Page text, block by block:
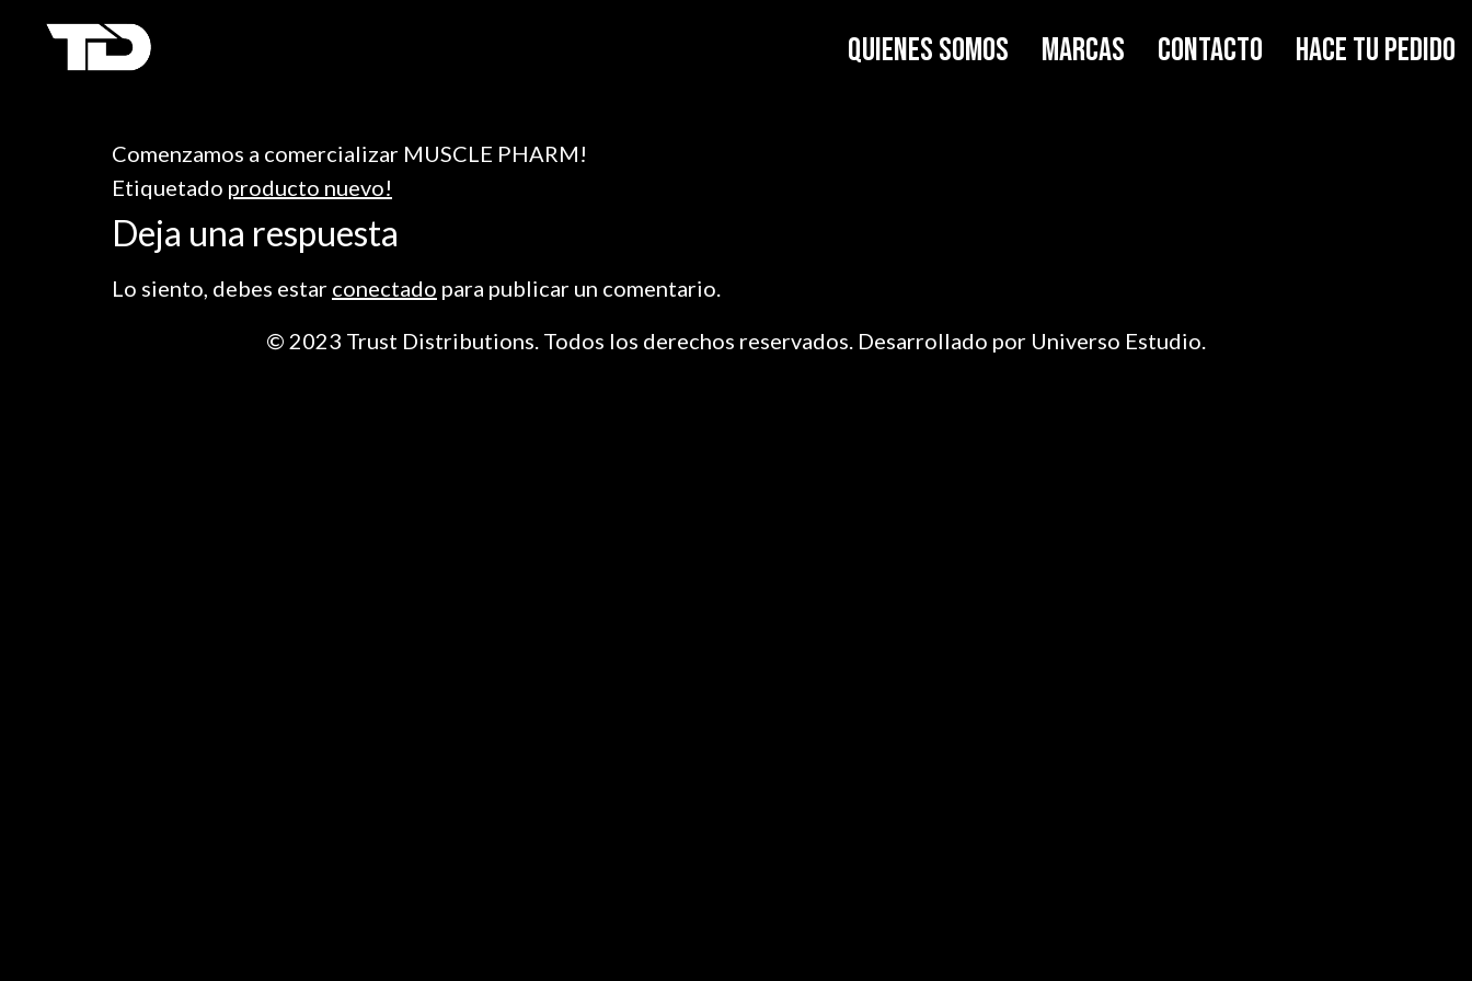
QUIENES SOMOS MARCAS CONTACTO HACE TU PEDIDO
Comenzamos a comercializar MUSCLE PHARM!
Etiquetado producto nuevo!
Deja una respuesta
Lo siento, debes estar conectado para publicar un comentario.
© 2023 Trust Distributions. Todos los derechos reservados. Desarrollado por Universo Estudio